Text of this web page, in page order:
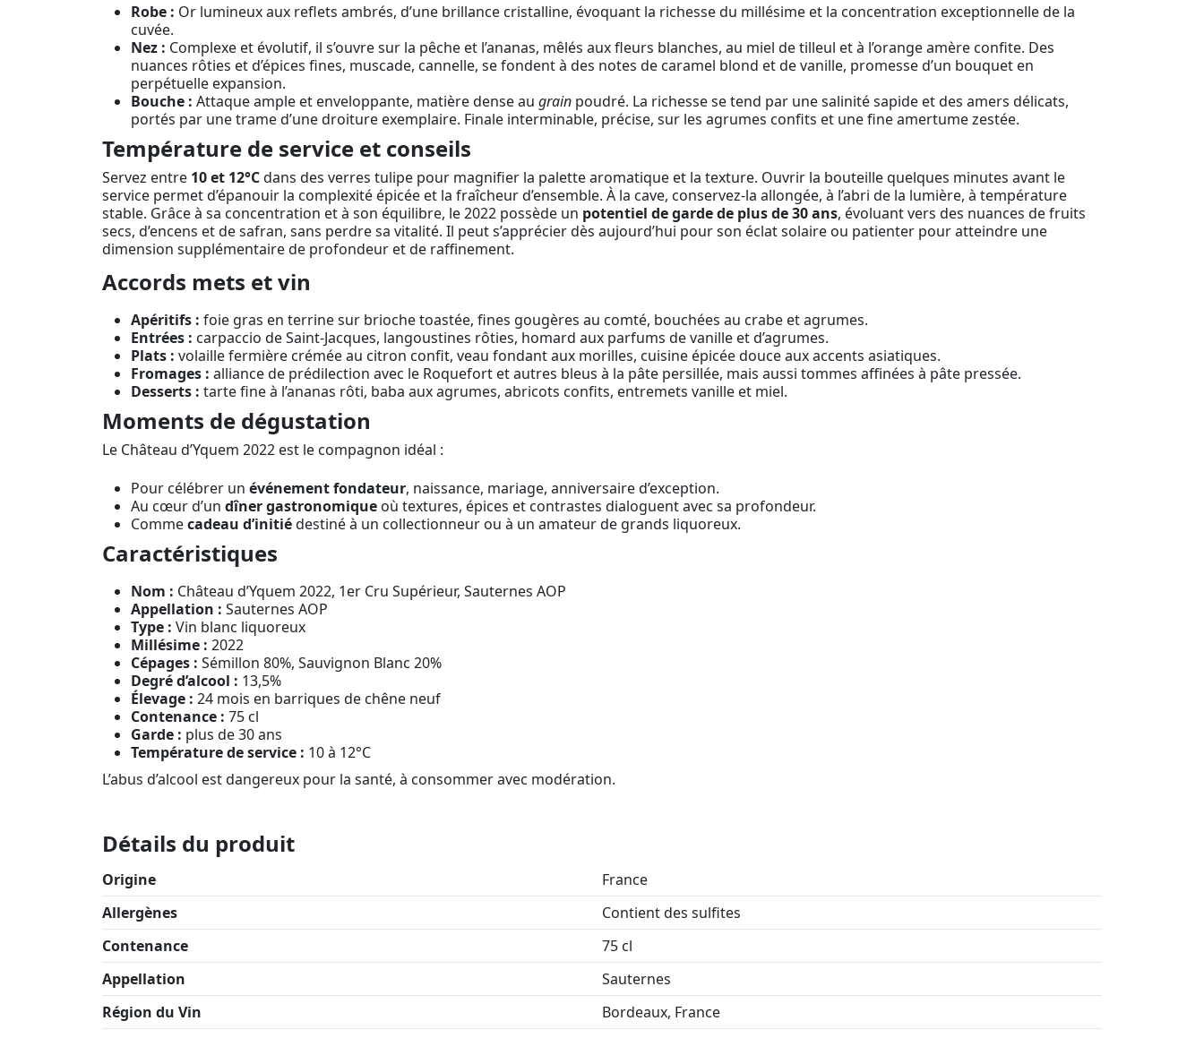
Robe : Or lumineux aux reflets ambrés, d’une brillance cristalline, évoquant la richesse du millésime et la concentration exceptionnelle de la
cuvée.
Nez : Complexe et évolutif, il s’ouvre sur la pêche et l’ananas, mêlés aux fleurs blanches, au miel de tilleul et à l’orange amère confite. Des
nuances rôties et d’épices fines, muscade, cannelle, se fondent à des notes de caramel blond et de vanille, promesse d’un bouquet en
perpétuelle expansion.
Bouche : Attaque ample et enveloppante, matière dense au grain poudré. La richesse se tend par une salinité sapide et des amers délicats,
portés par une trame d’une droiture exemplaire. Finale interminable, précise, sur les agrumes confits et une fine amertume zestée.
Température de service et conseils
Servez entre 10 et 12°Cdans des verres tulipe pour magnifier la palette aromatique et la texture. Ouvrir la bouteille quelques minutes avant le
service permet d’épanouir la complexité épicée et la fraîcheur d’ensemble. À la cave, conservez-la allongée, à l’abri de la lumière, à température
stable. Grâce à sa concentration et à son équilibre, le 2022 possède un potentiel de garde de plus de 30 ans, évoluant vers des nuances de fruits
secs, d’encens et de safran, sans perdre sa vitalité. Il peut s’apprécier dès aujourd’hui pour son éclat solaire ou patienter pour atteindre une
dimension supplémentaire de profondeur et de raffinement.
Accords mets et vin
Apéritifs : foie gras en terrine sur brioche toastée, fines gougères au comté, bouchées au crabe et agrumes.
Entrées : carpaccio de Saint-Jacques, langoustines rôties, homard aux parfums de vanille et d’agrumes.
Plats : volaille fermière crémée au citron confit, veau fondant aux morilles, cuisine épicée douce aux accents asiatiques.
Fromages : alliance de prédilection avec le Roquefort et autres bleus à la pâte persillée, mais aussi tommes affinées à pâte pressée.
Desserts : tarte fine à l’ananas rôti, baba aux agrumes, abricots confits, entremets vanille et miel.
Moments de dégustation
Le Château d’Yquem 2022 est le compagnon idéal :
Pour célébrer un événement fondateur, naissance, mariage, anniversaire d’exception.
Au cœur d’un dîner gastronomique où textures, épices et contrastes dialoguent avec sa profondeur.
Commecadeau d’initiédestiné à un collectionneur ou à un amateur de grands liquoreux.
Caractéristiques
Nom : Château d’Yquem 2022, 1er Cru Supérieur, Sauternes AOP
Appellation : Sauternes AOP
Type : Vin blanc liquoreux
Millésime : 2022
Cépages : Sémillon 80%, Sauvignon Blanc 20%
Degré d’alcool : 13,5%
Élevage : 24 mois en barriques de chêne neuf
Contenance : 75 cl
Garde : plus de 30 ans
Température de service : 10 à 12°C
L’abus d’alcool est dangereux pour la santé, à consommer avec modération.
Détails du produit
Origine
France
Allergènes
Contient des sulfites
Contenance
75 cl
Appellation
Sauternes
Région du Vin
Bordeaux, France